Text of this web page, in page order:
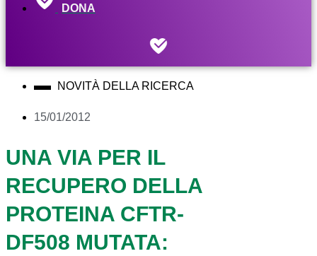
DONA
NOVITÀ DELLA RICERCA
15/01/2012
UNA VIA PER IL
RECUPERO DELLA
PROTEINA CFTR-
DF508 MUTATA: